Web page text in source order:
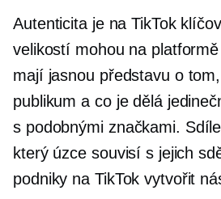
Autenticita je na TikTok
velikostí mohou na
mají jasnou představu o
publikum a co je dělá
s podobnými značkami.
který úzce souvisí s jejich
podniky na TikTok vytvořit